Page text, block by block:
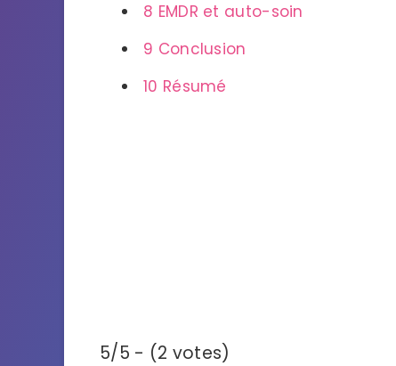
8 EMDR et auto-soin
9 Conclusion
10 Résumé
5/5 - (2 votes)